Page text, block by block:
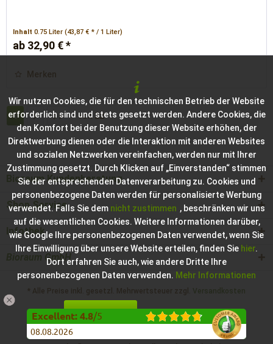
Inhalt0.75 Liter(43,87 € * / 1 Liter)
ab 32,90 € *
Merken
1 von 22
Bioraum Kundenberatung
Shop Service
Infothek
Bioraum GmbH
* Alle Preise inkl. gesetzl. Mehrwertsteuer zzgl. Versandkosten
Hilfe / Support Kontakt zur Bioraum GmbH
Wir nutzen Cookies, die für den technischen Betrieb der Website
erforderlich sind und stets gesetzt werden. Andere Cookies, die
den Komfort bei der Benutzung dieser Website erhöhen, der
Direktwerbung dienen oder die Interaktion mit anderen Websites
und sozialen Netzwerken vereinfachen, werden nur mit Ihrer
Zustimmung gesetzt. Durch Klicken auf „Einverstanden“ stimmen
Sie der entsprechenden Datenverarbeitung zu. Cookies und
personenbezogene Daten werden für personalisierte Werbung
verwendet. Falls Sie dem nicht zustimmen , beschränken wir uns
auf die wesentlichen Cookies. Weitere Informationen darüber,
wie Google Ihre personenbezogenen Daten verwendet, wenn Sie
Ihre Einwilligung über unsere Website erteilen, finden Sie hier.
Dort erfahren Sie auch, wie andere Dritte Ihre
personenbezogenen Daten verwenden. Mehr Informationen
Einverstanden Konfigurieren
Excellent: 4.8/5
08.08.2026